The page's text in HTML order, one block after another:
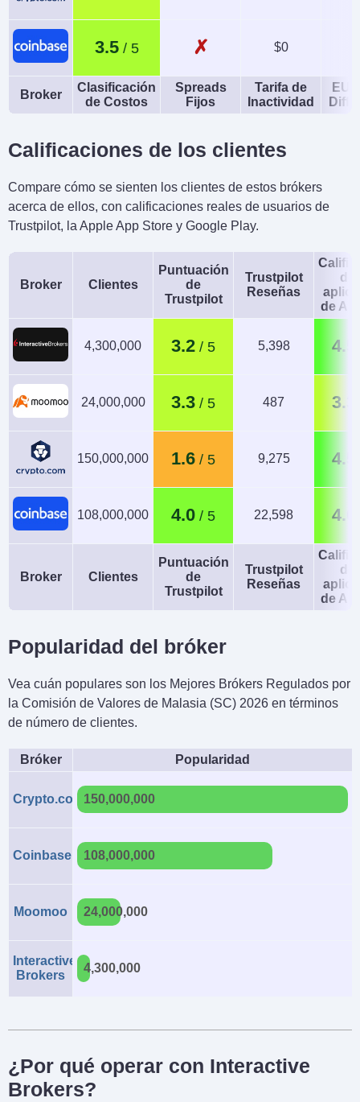
3.5 ✗ $0
Broker
Clasificación
de Costos
Spreads
Fijos
Tarifa de
Inactividad
Calificaciones de los clientes
Compare cómo se sienten los clientes de estos brókers
acerca de ellos, con calificaciones reales de usuarios de
Trustpilot, la Apple App Store y Google Play.
Broker Clientes
Puntuación
de
Trustpilot
Trustpilot
Reseñas
de
de
4,300,000 3.2 5,398 4.5
24,000,000 3.3 487 3.3
150,000,000 1.6 9,275 4.5
108,000,000 4.0 22,598 4.0
Broker Clientes
Puntuación
de
Trustpilot
Trustpilot
Reseñas
de
de
Popularidad del bróker
Vea cuán populares son los Mejores Brókers Regulados por
la Comisión de Valores de Malasia (SC) 2026 en términos
de número de clientes.
Bróker Popularidad
Crypto.com 150,000,000
Coinbase 108,000,000
Moomoo 24,000,000
Interactive
Brokers
4,300,000
¿Por qué operar con Interactive
Brokers?